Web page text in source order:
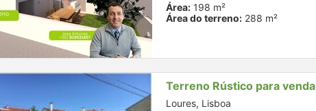
Área: 198 m²
Área do terreno: 288 m²
Terreno Rústico para venda
Loures, Lisboa